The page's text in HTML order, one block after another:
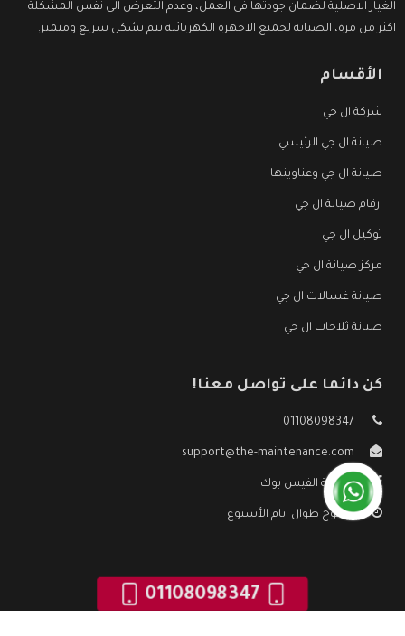
الغيار الاصلية لضمان جودتها فى العمل، وعدم التعرض الى نفس المشكلة
اكثر من مرة، الصيانة لجميع الاجهزة الكهربائية تتم بشكل سريع ومتميز.
الأقسام
شركة ال جي
صيانة ال جي الرئيسي
صيانة ال جي وعناوينها
ارقام صيانة ال جي
توكيل ال جي
مركز صيانة ال جي
صيانة غسالات ال جي
صيانة ثلاجات ال جي
كن دائما على تواصل معنا!
01108098347
support@the-maintenance.com
صفحة الفيس بوك
مفتوح طوال ايام الأسبوع
01108098347